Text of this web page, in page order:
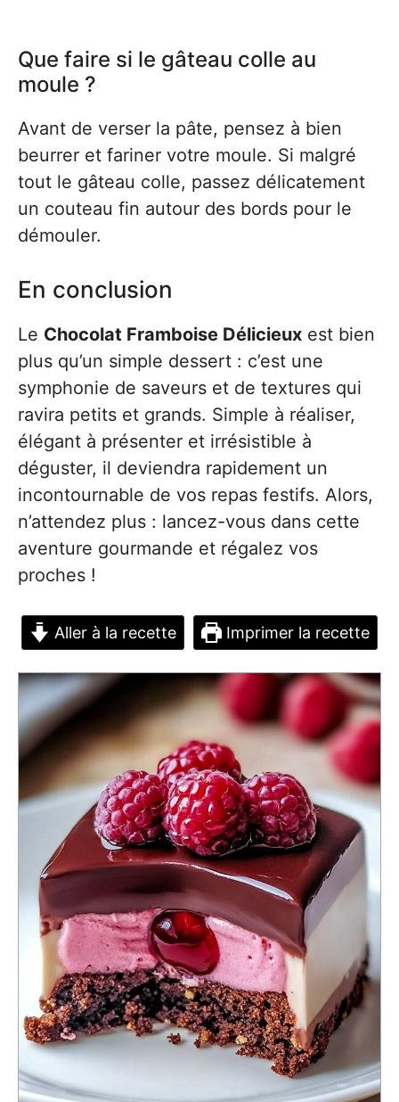
Que faire si le gâteau colle au
moule ?
Avant de verser la pâte, pensez à bien
beurrer et fariner votre moule. Si malgré
tout le gâteau colle, passez délicatement
un couteau fin autour des bords pour le
démouler.
En conclusion
Le Chocolat Framboise Délicieux est bien
plus qu’un simple dessert : c’est une
symphonie de saveurs et de textures qui
ravira petits et grands. Simple à réaliser,
élégant à présenter et irrésistible à
déguster, il deviendra rapidement un
incontournable de vos repas festifs. Alors,
n’attendez plus : lancez-vous dans cette
aventure gourmande et régalez vos
proches !
Aller à la recette Imprimer la recette